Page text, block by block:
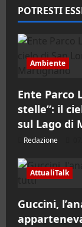
POTRESTI
Ambiente
Ente Parco
stelle”: il
sul Lago di
Redazione
AttualiTalk
Guccini,